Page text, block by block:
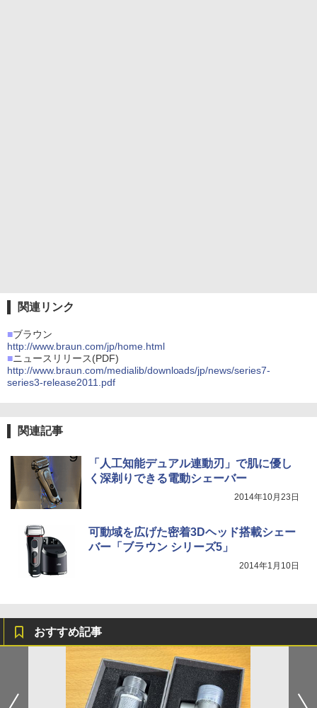
関連リンク
■ブラウン
http://www.braun.com/jp/home.html
■ニュースリリース(PDF)
http://www.braun.com/medialib/downloads/jp/news/series7-
series3-release2011.pdf
関連記事
「人工知能デュアル連動刃」で肌に優し
く深剃りできる電動シェーバー
2014年10月23日
可動域を広げた密着3Dヘッド搭載シェー
バー「ブラウン シリーズ5」
2014年1月10日
おすすめ記事